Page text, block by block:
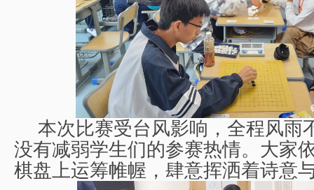
本次比赛受台风影响，全程风雨
没有减弱学生们的参赛热情。大家
棋盘上运筹帷幄，肆意挥洒着诗意